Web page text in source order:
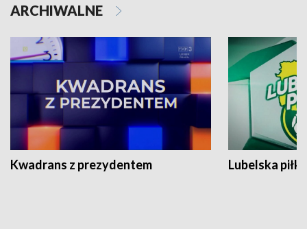
ARCHIWALNE
Kwadrans z prezydentem Lubelska piłka